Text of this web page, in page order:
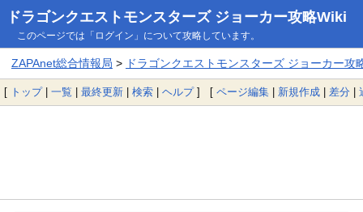
ドラゴンクエストモンスターズ ジョーカー攻略Wiki
このページでは「ログイン」について攻略しています。
ZAPAnet総合情報局 > ドラゴンクエストモンスターズ ジョーカー攻
[ トップ| 一覧 | 最終更新 | 検索 | ヘルプ] [ ページ編集 | 新規作成 | 差分 |